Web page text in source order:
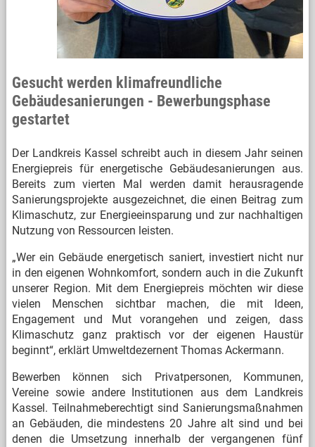
Gesucht werden klimafreundliche
Gebäudesanierungen - Bewerbungsphase
gestartet
Der Landkreis Kassel schreibt auch in diesem Jahr seinen
Energiepreis für energetische Gebäudesanierungen aus.
Bereits zum vierten Mal werden damit herausragende
Sanierungsprojekte ausgezeichnet, die einen Beitrag zum
Klimaschutz, zur Energieeinsparung und zur nachhaltigen
Nutzung von Ressourcen leisten.
„Wer ein Gebäude energetisch saniert, investiert nicht nur
in den eigenen Wohnkomfort, sondern auch in die Zukunft
unserer Region. Mit dem Energiepreis möchten wir diese
vielen Menschen sichtbar machen, die mit Ideen,
Engagement und Mut vorangehen und zeigen, dass
Klimaschutz ganz praktisch vor der eigenen Haustür
beginnt“, erklärt Umweltdezernent Thomas Ackermann.
Bewerben können sich Privatpersonen, Kommunen,
Vereine sowie andere Institutionen aus dem Landkreis
Kassel. Teilnahmeberechtigt sind Sanierungsmaßnahmen
an Gebäuden, die mindestens 20 Jahre alt sind und bei
denen die Umsetzung innerhalb der vergangenen fünf